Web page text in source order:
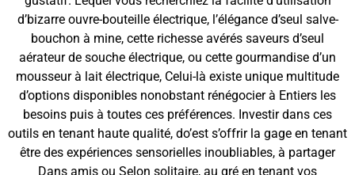
d’bizarre ouvre-bouteille électrique, l’élégance d’seul salve-
bouchon à mine, cette richesse avérés saveurs d’seul
aérateur de souche électrique, ou cette gourmandise d’un
mousseur à lait électrique, Celui-là existe unique multitude
d’options disponibles nonobstant rénégocier à Entiers les
besoins puis à toutes ces préférences. Investir dans ces
outils en tenant haute qualité, do’est s’offrir la gage en tenant
être des expériences sensorielles inoubliables, à partager
Dans amis ou Selon solitaire, au gré en tenant vos